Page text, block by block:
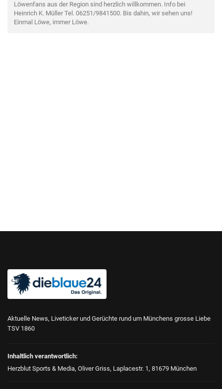
Löwenfans aus der Region sind herzlich willkommen. Info bei
Heinrich K. Müller Tel. 06251/9841500. Bis dahin, wir sehen uns!
Einmal Löwe, immer Löwe.
Aktuelle News, Liveticker und Gerüchte rund um Münchens grosse Liebe
TSV 1860
Inhaltlich verantwortlich:
Herzblut Sports & Media, Oliver Griss, Laplacestr. 1, 81679 München